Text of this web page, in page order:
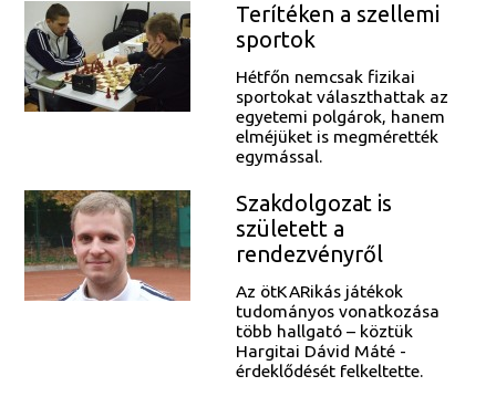
Terítéken a szellemi
sportok
Hétfőn nemcsak fizikai
sportokat választhattak az
egyetemi polgárok, hanem
elméjüket is megmérették
egymással.
Szakdolgozat is
született a
rendezvényről
Az ötKARikás játékok
tudományos vonatkozása
több hallgató – köztük
Hargitai Dávid Máté -
érdeklődését felkeltette.